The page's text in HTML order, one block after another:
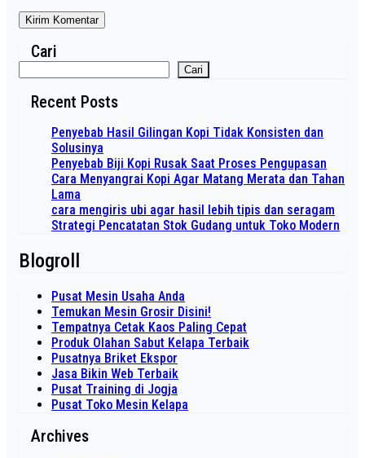
Cari
Cari
Recent Posts
Penyebab Hasil Gilingan Kopi Tidak Konsisten dan
Solusinya
Penyebab Biji Kopi Rusak Saat Proses Pengupasan
Cara Menyangrai Kopi Agar Matang Merata dan Tahan
Lama
cara mengiris ubi agar hasil lebih tipis dan seragam
Strategi Pencatatan Stok Gudang untuk Toko Modern
Blogroll
Pusat Mesin Usaha Anda
Temukan Mesin Grosir Disini!
Tempatnya Cetak Kaos Paling Cepat
Produk Olahan Sabut Kelapa Terbaik
Pusatnya Briket Ekspor
Jasa Bikin Web Terbaik
Pusat Training di Jogja
Pusat Toko Mesin Kelapa
Archives